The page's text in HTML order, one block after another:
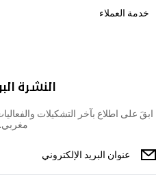
خدمة العملاء
النشرة
ابقَ على اطلاع بآخر التشكيلات
مغربي.